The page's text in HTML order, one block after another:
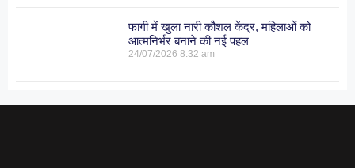
फागी में खुला नारी कौशल केंद्र, महिलाओं को
आत्मनिर्भर बनाने की नई पहल
24/07/20268:32 am